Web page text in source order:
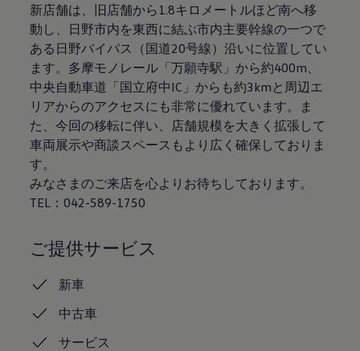
特定整備情報
ユーザーガイド
運転上の注意
自動車リサイクル法
ロイヤリティプログラム
安心プログラム
メンテナンスプログラム
延長保証ウォルフィサポート
カスタマーセンター
タイヤパンク補償
認定中古車
延長保証サービスガイド
9つの約束
スマート買取
フォルクスワーゲンについて
企業情報
正規ディーラー地域別採用情報
プレスリリース
新店舗は、旧店舗から1.8キロメートルほど南へ移
動し、日野市内を東西に結ぶ市内主要幹線の一つで
ある日野バイパス（国道20号線）沿いに位置してい
ます。多摩モノレール「万願寺駅」から約400m、
中央自動車道「国立府中IC」からも約3kmと周辺エ
リアからのアクセスにも非常に優れています。ま
た、今回の移転に伴い、店舗規模を大きく拡張して
車両展示や商談スペースもより広く確保しておりま
す。
みなさまのご来店を心よりお待ちしております。
TEL：042-589-1750
ご提供サービス
新車
中古車
サービス